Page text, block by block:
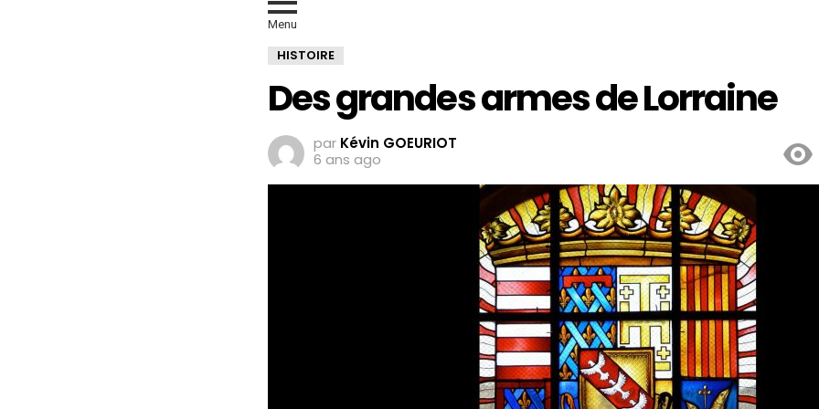
Menu
HISTOIRE
Des grandes armes de Lorraine
par Kévin GOEURIOT
6 ans ago